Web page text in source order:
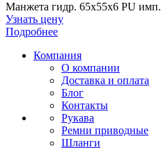
Манжета гидр. 65х55х6 PU имп.
Узнать цену
Подробнее
Компания
О компании
Доставка и оплата
Блог
Контакты
Рукава
Ремни приводные
Шланги